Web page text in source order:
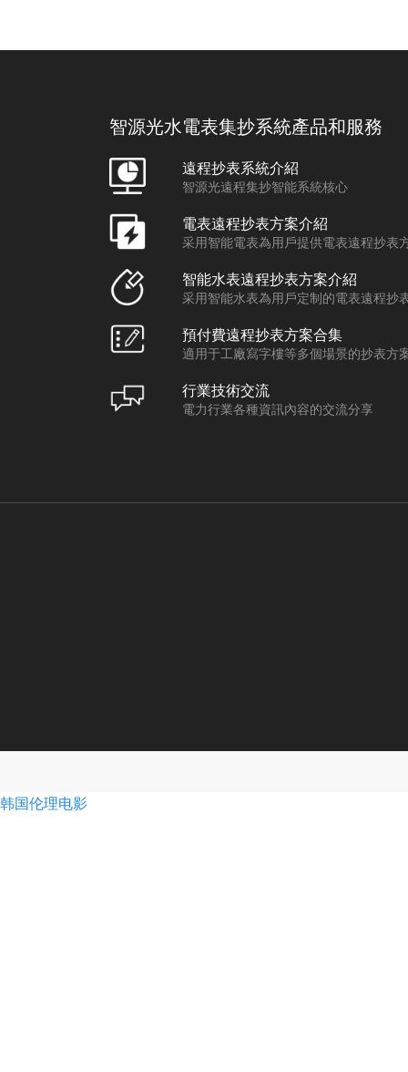
智源光水電表集抄系統產品和服務
遠程抄表系統介紹
智源光遠程集抄智能系統核心
電表遠程抄表方案介紹
采用智能電表為用戶提供電表遠程抄表
智能水表遠程抄表方案介紹
采用智能水表為用戶定制的電表遠程抄
預付費遠程抄表方案合集
適用于工廠寫字樓等多個場景的抄表方
行業技術交流
電力行業各種資訊內容的交流分享
韩国伦理电影